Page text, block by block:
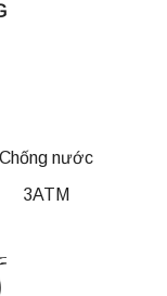
Chống nước
3ATM